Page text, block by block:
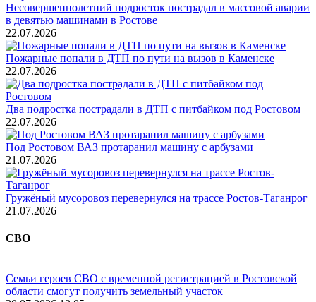
Несовершеннолетний подросток пострадал в массовой аварии
в девятью машинами в Ростове
22.07.2026
Пожарные попали в ДТП по пути на вызов в Каменске
22.07.2026
Два подростка пострадали в ДТП с питбайком под Ростовом
22.07.2026
Под Ростовом ВАЗ протаранил машину с арбузами
21.07.2026
Гружёный мусоровоз перевернулся на трассе Ростов-Таганрог
21.07.2026
СВО
Семьи героев СВО с временной регистрацией в Ростовской
области смогут получить земельный участок